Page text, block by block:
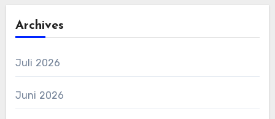
Archives
Juli 2026
Juni 2026